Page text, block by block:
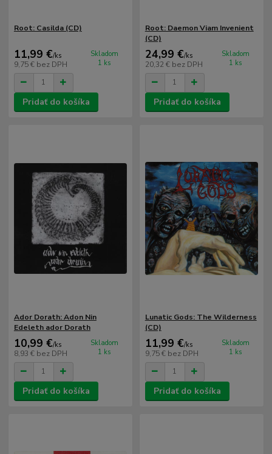
Root: Casilda (CD)
11,99 €/ks
9,75 € bez DPH
Skladom
1 ks
Pridať do košíka
Root: Daemon Viam Invenient
(CD)
24,99 €/ks
20,32 € bez DPH
Skladom
1 ks
Pridať do košíka
Ador Dorath: Adon Nin
Edeleth ador Dorath
10,99 €/ks
8,93 € bez DPH
Skladom
1 ks
Pridať do košíka
Lunatic Gods: The Wilderness
(CD)
11,99 €/ks
9,75 € bez DPH
Skladom
1 ks
Pridať do košíka